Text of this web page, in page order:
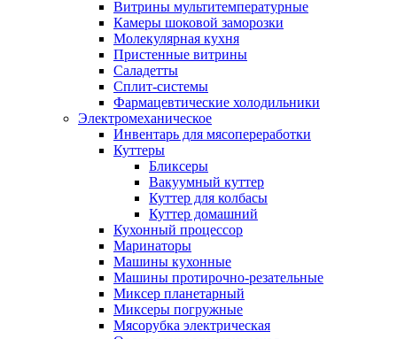
Витрины мультитемпературные
Камеры шоковой заморозки
Молекулярная кухня
Пристенные витрины
Саладетты
Сплит-системы
Фармацевтические холодильники
Электромеханическое
Инвентарь для мясопереработки
Куттеры
Бликсеры
Вакуумный куттер
Куттер для колбасы
Куттер домашний
Кухонный процессор
Маринаторы
Машины кухонные
Машины протирочно-резательные
Миксер планетарный
Миксеры погружные
Мясорубка электрическая